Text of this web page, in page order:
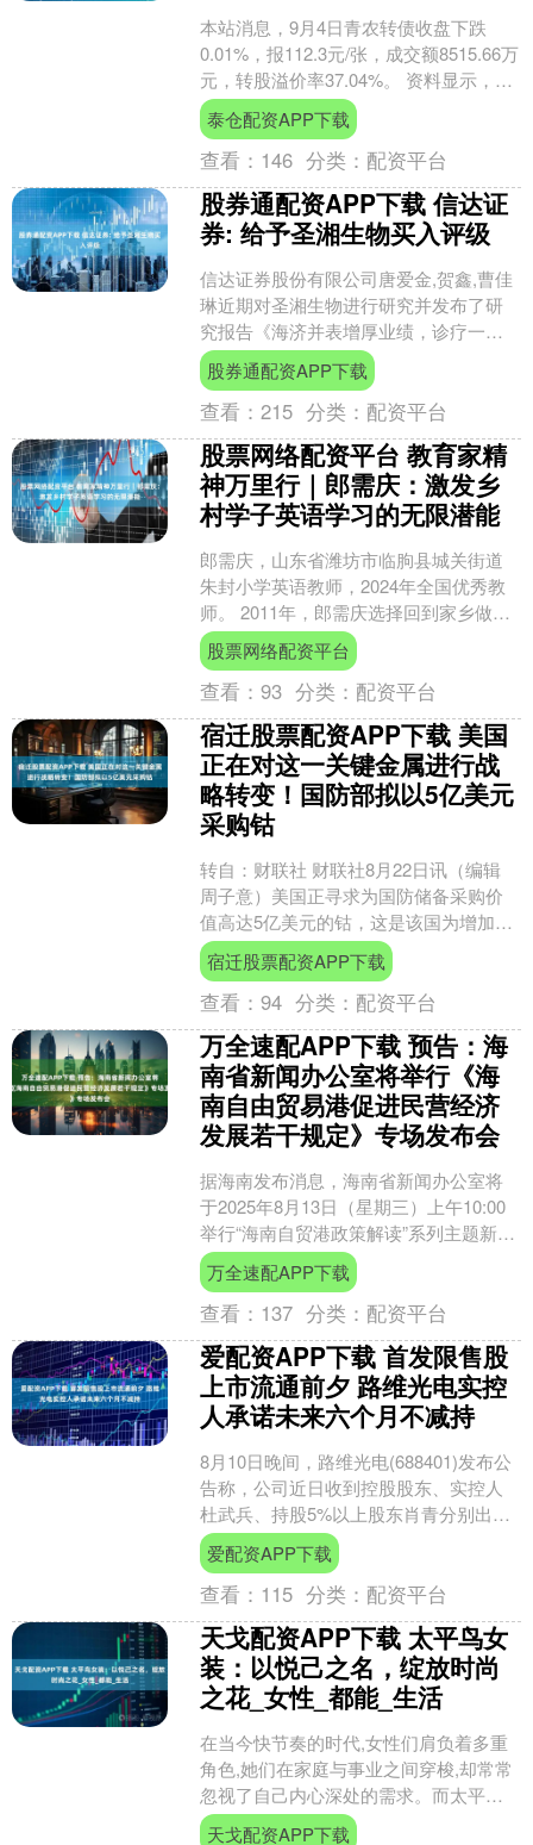
本站消息，9月4日青农转债收盘下跌
0.01%，报112.3元/张，成交额8515.66万
元，转股溢价率37.04%。 资料显示，青
农转债信用级别为“AAA”，债....
泰仓配资APP下载
查看： 146 分类： 配资平台
股券通配资APP下载 信达证
券: 给予圣湘生物买入评级
信达证券股份有限公司唐爱金,贺鑫,曹佳
琳近期对圣湘生物进行研究并发布了研
究报告《海济并表增厚业绩，诊疗一体
化布局成效初显》，给予圣湘生物买入
评级。 圣湘生物(6....
股券通配资APP下载
查看：215 分类： 配资平台
股票网络配资平台 教育家精
神万里行｜郎需庆：激发乡
村学子英语学习的无限潜能
郎需庆，山东省潍坊市临朐县城关街道
朱封小学英语教师，2024年全国优秀教
师。 2011年，郎需庆选择回到家乡做一
名乡村教师，开始了英语教学的探索实
践。为了实现乡....
股票网络配资平台
查看：93 分类： 配资平台
宿迁股票配资APP下载 美国
正在对这一关键金属进行战
略转变！国防部拟以5亿美元
采购钴
转自：财联社 财联社8月22日讯（编辑
周子意）美国正寻求为国防储备采购价
值高达5亿美元的钴，这是该国为增加关
键矿产供应所采取行动的一部分。 据央
视新闻，美国国....
宿迁股票配资APP下载
查看：94 分类： 配资平台
万全速配APP下载 预告：海
南省新闻办公室将举行《海
南自由贸易港促进民营经济
发展若干规定》专场发布会
据海南发布消息，海南省新闻办公室将
于2025年8月13日（星期三）上午10:00
举行“海南自贸港政策解读”系列主题新闻
发布会（第四十六场）——《海南自由
贸易港促....
万全速配APP下载
查看： 137 分类： 配资平台
爱配资APP下载 首发限售股
上市流通前夕 路维光电实控
人承诺未来六个月不减持
8月10日晚间，路维光电(688401)发布公
告称，公司近日收到控股股东、实控人
杜武兵、持股5%以上股东肖青分别出具
的《关于自愿承诺未来六个月不减持公
司股份的承....
爱配资APP下载
查看： 115 分类： 配资平台
天戈配资APP下载 太平鸟女
装：以悦己之名，绽放时尚
之花_女性_都能_生活
在当今快节奏的时代,女性们肩负着多重
角色,她们在家庭与事业之间穿梭,却常常
忽视了自己内心深处的需求。而太平鸟
女装,宛如一位贴心的知己,以“悦己”为核
天戈配资APP下载